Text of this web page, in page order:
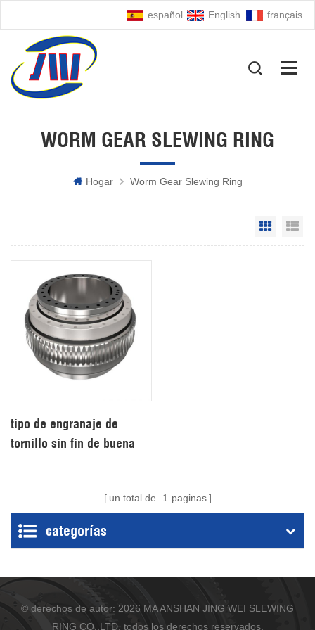
español English français
WORM GEAR SLEWING RING
Hogar Worm Gear Slewing Ring
Grid
tipo de engranaje de
tornillo sin fin de buena
un total de 1 paginas
categorías
© derechos de autor: 2026 MA ANSHAN JING WEI SLEWING
RING CO.,LTD. todos los derechos reservados.